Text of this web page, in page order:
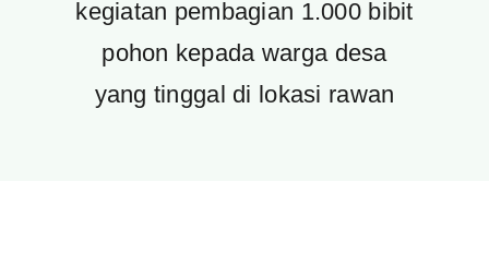
kegiatan pembagian 1.000 bibit
pohon kepada warga desa
yang tinggal di lokasi rawan